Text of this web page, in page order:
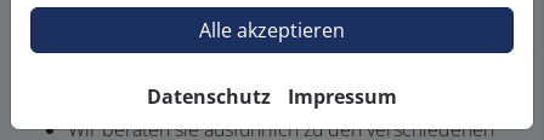
Gemeinsam definieren wir Ihre Wünsche und Ideen
Wir beraten sie ausführlich zu den verschiedenen
Alle akzeptieren
Datenschutz Impressum